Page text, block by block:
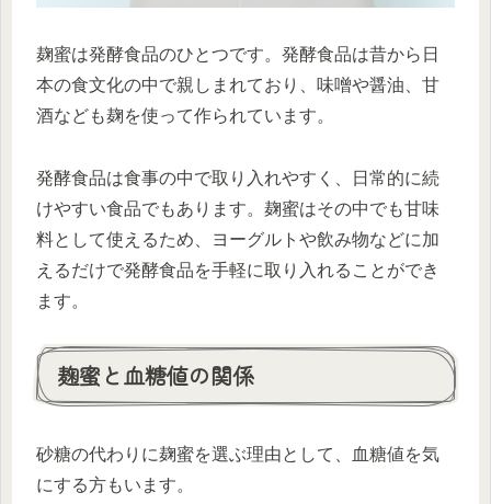
麹蜜は発酵食品のひとつです。発酵食品は昔から日
本の食文化の中で親しまれており、味噌や醤油、甘
酒なども麹を使って作られています。
発酵食品は食事の中で取り入れやすく、日常的に続
けやすい食品でもあります。麹蜜はその中でも甘味
料として使えるため、ヨーグルトや飲み物などに加
えるだけで発酵食品を手軽に取り入れることができ
ます。
麹蜜と血糖値の関係
砂糖の代わりに麹蜜を選ぶ理由として、血糖値を気
にする方もいます。